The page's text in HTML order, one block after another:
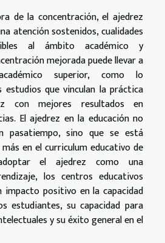
de la concentración, el ajedrez
atención sostenidos, cualidades
al ámbito académico y
mejorada puede llevar a
superior, como lo
estudios que vinculan la práctica
con mejores resultados en
El ajedrez en la educación no
sino que se está
en el curriculum educativo de
el ajedrez como una
los centros educativos
impacto positivo en la capacidad
estudiantes, su capacidad para
y su éxito general en el